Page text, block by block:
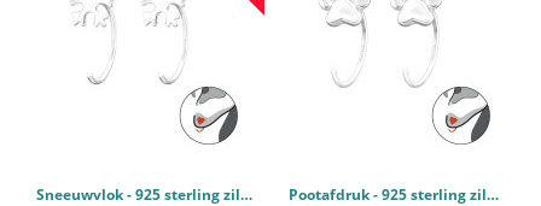
Sneeuwvlok - 925 sterling zilver Kinderoorbellen PCJW43470 Pootafdruk - 925 sterling zilver Kinderoorbellen PCJW43467